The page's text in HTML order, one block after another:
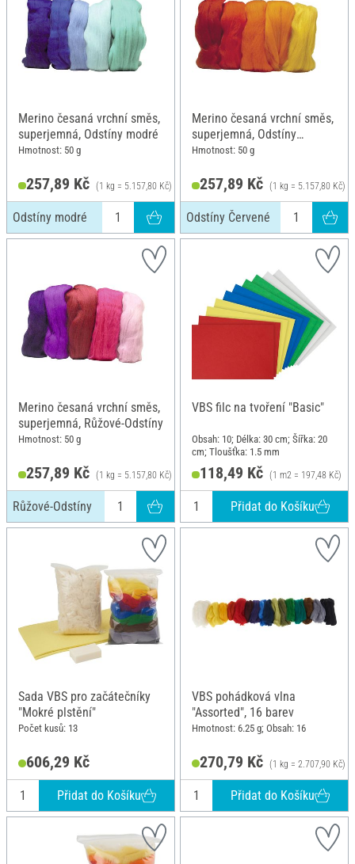
Merino česaná vrchní směs,
superjemná, Odstíny modré
Hmotnost: 50 g
257,89 Kč (1 kg = 5.157,80 Kč)
Odstíny modré
Merino česaná vrchní směs,
superjemná, Odstíny
Červené
Hmotnost: 50 g
257,89 Kč (1 kg = 5.157,80 Kč)
Odstíny Červené
Merino česaná vrchní směs,
superjemná, Růžové-Odstíny
Hmotnost: 50 g
257,89 Kč (1 kg = 5.157,80 Kč)
Růžové-Odstíny
VBS filc na tvoření "Basic"
Obsah: 10; Délka: 30 cm; Šířka: 20
cm; Tloušťka: 1.5 mm
118,49 Kč (1 m2 = 197,48 Kč)
Přidat do Košíku
Sada VBS pro začátečníky
"Mokré plstění"
Počet kusů: 13
606,29 Kč
Přidat do Košíku
VBS pohádková vlna
"Assorted", 16 barev
Hmotnost: 6.25 g; Obsah: 16
270,79 Kč (1 kg = 2.707,90 Kč)
Přidat do Košíku